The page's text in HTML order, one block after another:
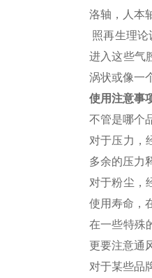
洛轴，人本
照再生理
进入这些气
涡状或像一
使用注意事
不管是哪个
对于压力，
多余的压力
对于粉尘，
使用寿命，
在一些特殊
更要注意通
对于某些品